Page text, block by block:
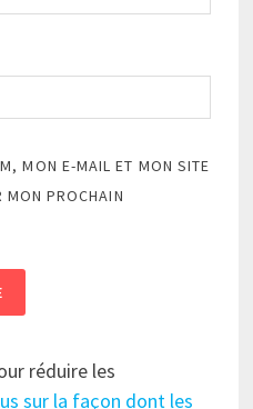
MON E-MAIL ET MON SITE
MON PROCHAIN
réduire les
sur la façon dont les